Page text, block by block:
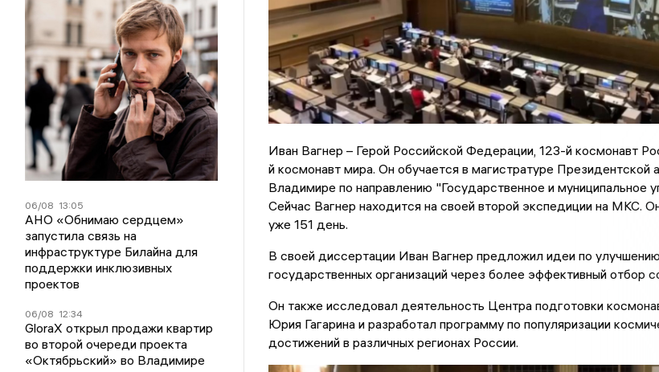
06/08 13:05
АНО «Обнимаю сердцем»
запустила связь на
инфраструктуре Билайна для
поддержки инклюзивных
проектов
06/08 12:34
GloraX открыл продажи квартир
во второй очереди проекта
«Октябрьский» во Владимире
Иван Вагнер – Герой Российской Федерации, 123-й космонавт
й космонавт мира. Он обучается в магистратуре Президентской
Владимире по направлению "Государственное и муниципальное
Сейчас Вагнер находится на своей второй экспедиции на МКС.
уже 151 день.
В своей диссертации Иван Вагнер предложил идеи по
государственных организаций через более эффективный отбор
Он также исследовал деятельность Центра подготовки
Юрия Гагарина и разработал программу по популяризации
достижений в различных регионах России.